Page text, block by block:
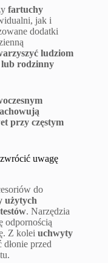
fartuchy
jak i
dodatki
ludziom
lub rodzinny
przy częstym
uwagę
do
użytych
. Narzędzia
odpornością
Z kolei uchwyty
przed